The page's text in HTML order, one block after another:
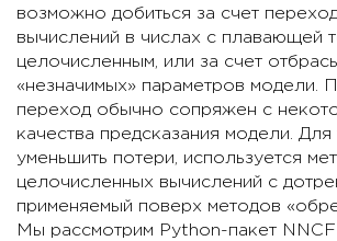
возможно добиться за счет
вычислений в числах с плавающей
целочисленным, или за счет
«незначимых» параметров модели.
переход обычно сопряжен с
качества предсказания модели. Для
уменьшить потери, используется
целочисленных вычислений с
применяемый поверх методов
Мы рассмотрим Python-пакет NNCF